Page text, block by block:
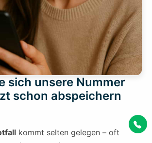
sich unsere Nummer
schon abspeichern
kommt selten gelegen – oft